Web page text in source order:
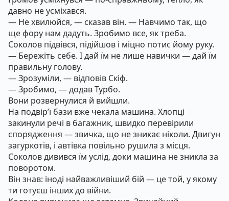
давно не усміхався.
— Не хвилюйся, — сказав він. — Навчимо так, що
ще фору нам дадуть. Зробимо все, як треба.
Соколов підвівся, підійшов і міцно потис йому руку.
— Бережіть себе. І дай їм не лише навички — дай їм
правильну голову.
— Зрозуміли, — відповів Скіф.
— Зробимо, — додав Турбо.
Вони розвернулися й вийшли.
На подвір’ї бази вже чекала машина. Хлопці
закинули речі в багажник, швидко перевірили
спорядження — звичка, що не зникає ніколи. Двигун
загуркотів, і автівка повільно рушила з місця.
Соколов дивився їм услід, доки машина не зникла за
поворотом.
Він знав: іноді найважливіший бій — це той, у якому
ти готуєш інших до війни.